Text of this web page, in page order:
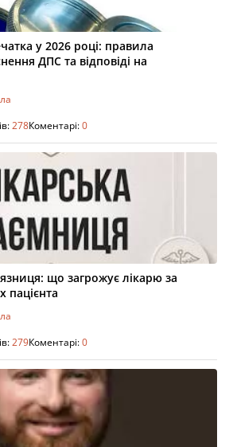
у 2026 році: правила
ДПС та відповіді на
278Коментарі:0
що загрожує лікарю за
пацієнта
279Коментарі:0